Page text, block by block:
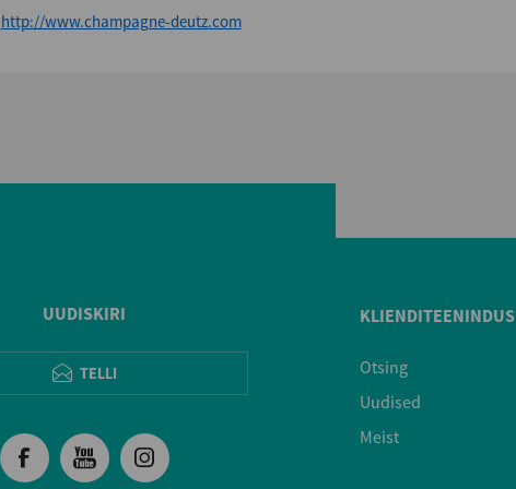
http://www.champagne-deutz.com
UUDISKIRI
TELLI
KLIENDITEENINDUS
Otsing
Uudised
Meist